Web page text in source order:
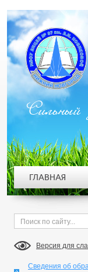
Версия для
Сведения об
ГЛАВНАЯ